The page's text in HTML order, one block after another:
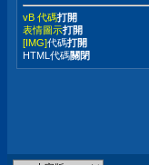
vB 代碼打開
表情圖示打開
[IMG]代碼打開
HTML代碼關閉